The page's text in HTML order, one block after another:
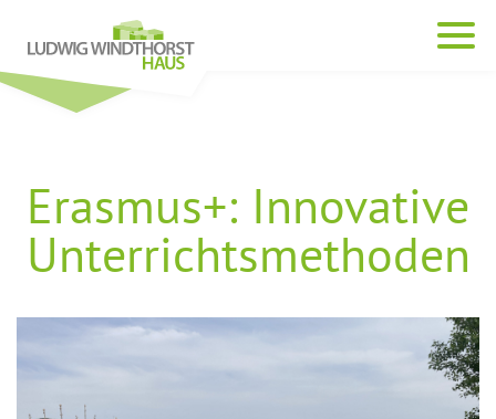
Erasmus+: Innovative
Unterrichtsmethoden